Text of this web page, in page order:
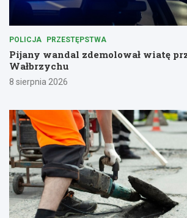
POLICJA PRZESTĘPSTWA
Pijany wandal zdemolował wiatę
Wałbrzychu
8 sierpnia 2026